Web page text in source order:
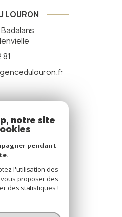
LOURON
suivre
droits réservés
notre site
pendant
l'utilisation des
proposer des
des statistiques !